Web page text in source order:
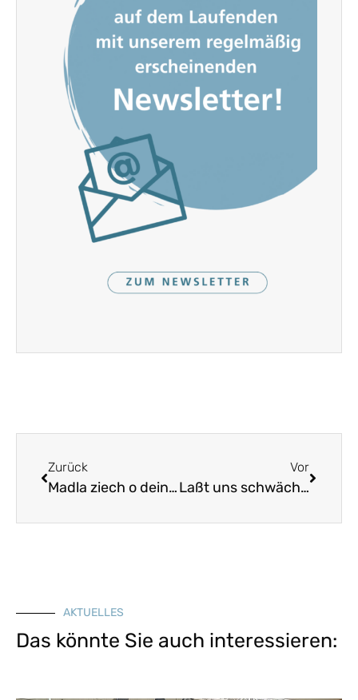
Zurück
Madla ziech o dein roten Ruuck
Vor
Laßt uns schwächen, das schefft Gwand
AKTUELLES
Das könnte Sie auch interessieren: